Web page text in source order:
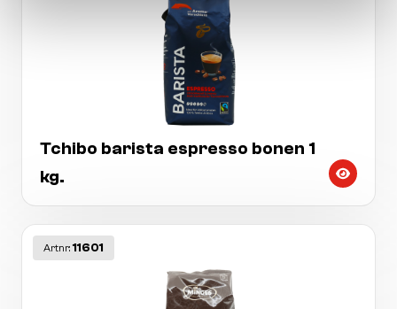
Tchibo barista espresso bonen 1
kg.
Artnr: 11601